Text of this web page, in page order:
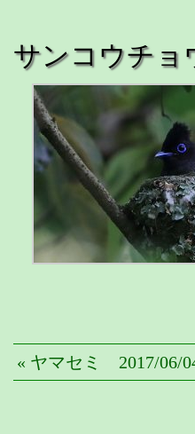
サンコウチョ
« ヤマセミ 2017/06/